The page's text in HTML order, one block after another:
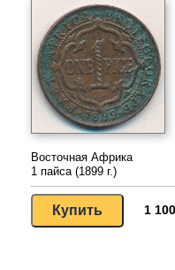
Восточная Африка
1 пайса (1899 г.)
1